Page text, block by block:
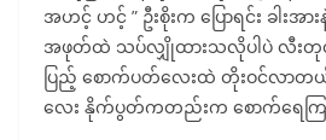
အဟင့် ဟင့် ” ဦးစိုးက ပြောရင်း ခါးအ
အဖုတ်ထဲ သပ်လျှိုထားသလိုပါပဲ လီးတု
ပြည့် စောက်ပတ်လေးထဲ တိုးဝင်လာတ
လေး နိုက်ပွတ်ကတည်းက စောက်ရေက